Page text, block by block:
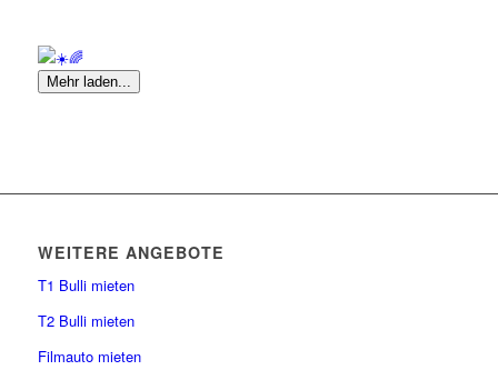
Mehr laden...
WEITERE ANGEBOTE
T1 Bulli mieten
T2 Bulli mieten
Filmauto mieten